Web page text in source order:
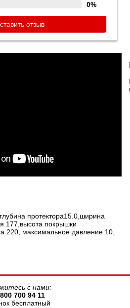
0%
отзыв
протектора15.0,ширина
177,высота покрышки
220, максимальное давление 10,
с нами:
700 94 11
бесплатный